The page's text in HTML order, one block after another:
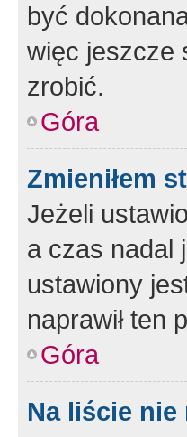
być
więc jeszcze
zrobić.
Góra
Zmieniłem
Jeżeli
a czas nadal
ustawiony
naprawił ten
Góra
Na liście